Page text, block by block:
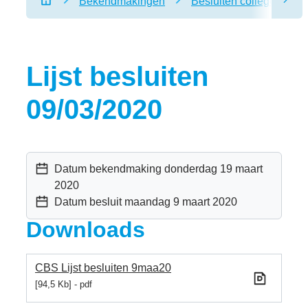
Startpagina
Lijst besluiten
09/03/2020
Datum bekendmaking donderdag 19 maart
2020
Datum besluitmaandag 9 maart 2020
Downloads
CBS Lijst besluiten 9maa20
94,5 Kb pdf